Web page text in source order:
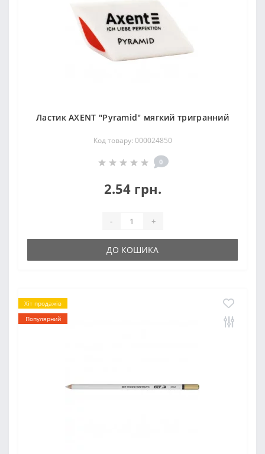
Ластик AXENT "Pyramid" мягкий тригранний
Код товару: 000024850
0
2.54 грн.
- +
ДО КОШИКА
Хіт продажів
Популярний